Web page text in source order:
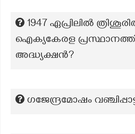
1947 ഏപ്രിലിൽ
ഐക്യകേരള
അദ്ധ്യക്ഷൻ?
ഗജേന്ദ്രമോഷം